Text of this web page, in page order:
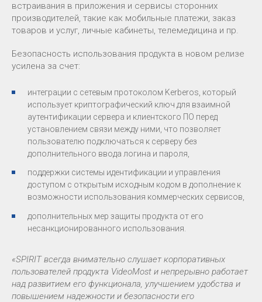
встраивания в приложения и сервисы сторонних
производителей, такие как мобильные платежи, заказ
товаров и услуг, личные кабинеты, телемедицина и пр.
Безопасность использования продукта в новом релизе
усилена за счет:
интеграции с сетевым протоколом Kerberos, который
использует криптографический ключ для взаимной
аутентификации сервера и клиентского ПО перед
установлением связи между ними, что позволяет
пользователю подключаться к серверу без
дополнительного ввода логина и пароля,
поддержки системы идентификации и управления
доступом с открытым исходным кодом в дополнение к
возможности использования коммерческих сервисов,
дополнительных мер защиты продукта от его
несанкционированного использования.
«SPIRIT всегда внимательно слушает корпоративных
пользователей продукта VideoMost и непрерывно работает
над развитием его функционала, улучшением удобства и
повышением надежности и безопасности его